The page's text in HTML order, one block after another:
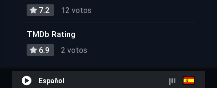
7.2 12 votos
TMDb Rating
6.9 2 votos
Español